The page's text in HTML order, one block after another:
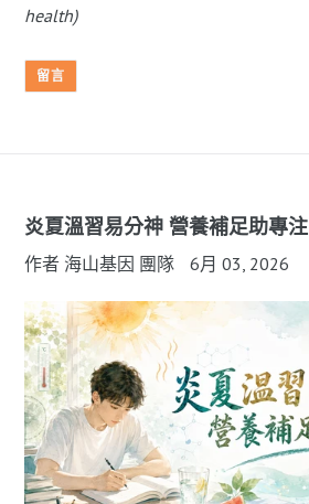
health)
留言
炎夏溫習易分神 營養補足助專注
作者 海山基因 團隊 6月 03, 2026